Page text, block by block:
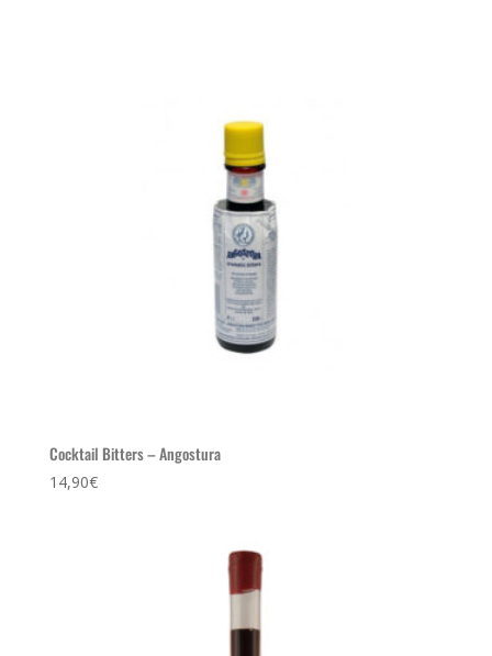
Cocktail Bitters – Angostura
14,90€